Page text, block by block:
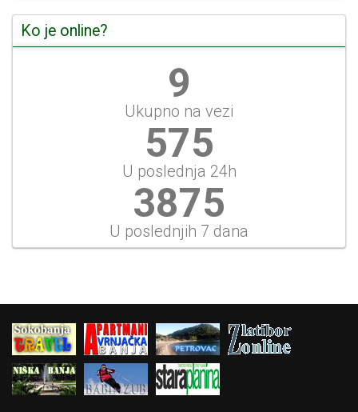
Ko je online?
9
Ukupno na vezi
575
U poslednja 24h
3875
U poslednjih 7 dana